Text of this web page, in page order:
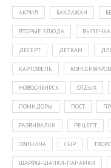
АКРИЛ БАКЛАЖАН
ВТОРЫЕ БЛЮДА ВЫПЕЧКА
ДЕСЕРТ ДЕТКАМ
КАРТОФЕЛЬ
НОВОСИБИРСК ОТДЫХ
ПОМИДОРЫ ПОСТ
РАЗВИВАЛКИ РЕЦЕПТ
СВИНИНА СЫР
ШАРФЫ-ШАПКИ-ПАНАМКИ